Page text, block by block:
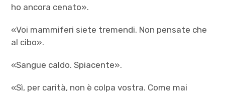
ho ancora cenato».
«Voi mammiferi siete tremendi. Non pensate che
al cibo».
«Sangue caldo. Spiacente».
«Sì, per carità, non è colpa vostra. Come mai